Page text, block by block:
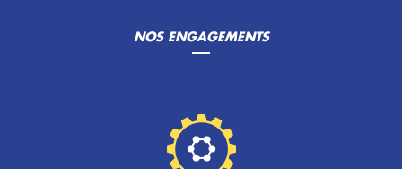
NOS ENGAGEMENTS